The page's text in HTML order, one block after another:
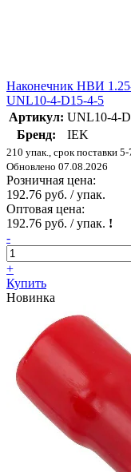
Наконечник НВИ
UNL10-4-D15-4-5
Артикул: UNL10-4-
Бренд:
IEK
210 упак., срок поставки
Обновлено 07.08.2026
Розничная цена:
192.76 руб. / упак.
Оптовая цена:
192.76 руб. / упак. !
-
+
Купить
Новинка